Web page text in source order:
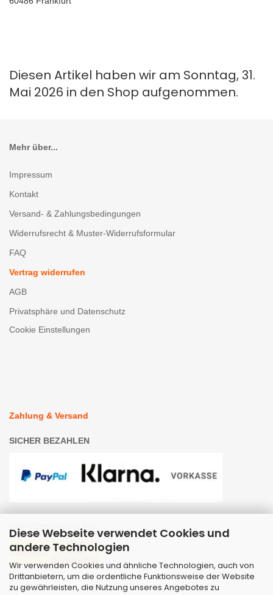
Diese Webseite verwendet Cookies und
andere Technologien
Wir verwenden Cookies und ähnliche Technologien, auch von
Drittanbietern, um die ordentliche Funktionsweise der Website
zu gewährleisten, die Nutzung unseres Angebotes zu
Diesen Artikel haben wir am Sonntag, 31.
Mai 2026 in den Shop aufgenommen.
Mehr über...
Impressum
Kontakt
Versand- & Zahlungsbedingungen
Widerrufsrecht & Muster-Widerrufsformular
FAQ
Vertrag widerrufen
AGB
Privatsphäre und Datenschutz
Cookie Einstellungen
Zahlung & Versand
SICHER BEZAHLEN
WIR VERSENDEN MIT